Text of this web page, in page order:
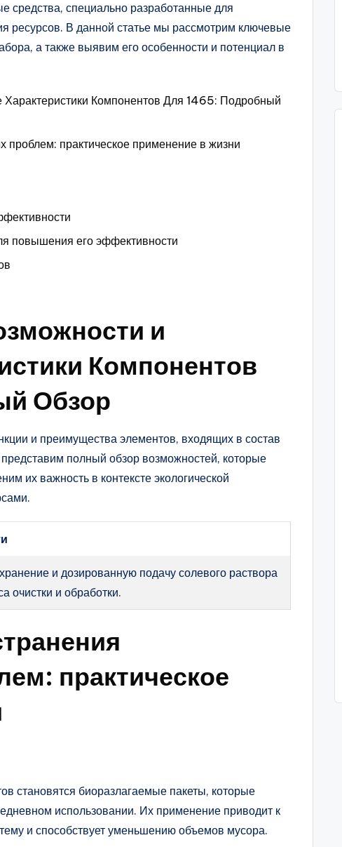
средства, специально разработанные для
ресурсов. В данной статье мы рассмотрим ключевые
а также выявим его особенности и потенциал в
Компонентов Для 1465: Подробный
проблем: практическое применение в жизни
повышения его эффективности
и
Компонентов
Обзор
и преимущества элементов, входящих в состав
полный обзор возможностей, которые
их важность в контексте экологической
и дозированную подачу солевого раствора
очистки и обработки.
практическое
становятся биоразлагаемые пакеты, которые
использовании. Их применение приводит к
и способствует уменьшению объемов мусора.